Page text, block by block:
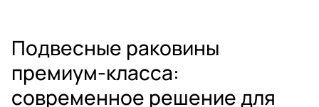
Подвесные раковины
премиум-класса:
современное решение для